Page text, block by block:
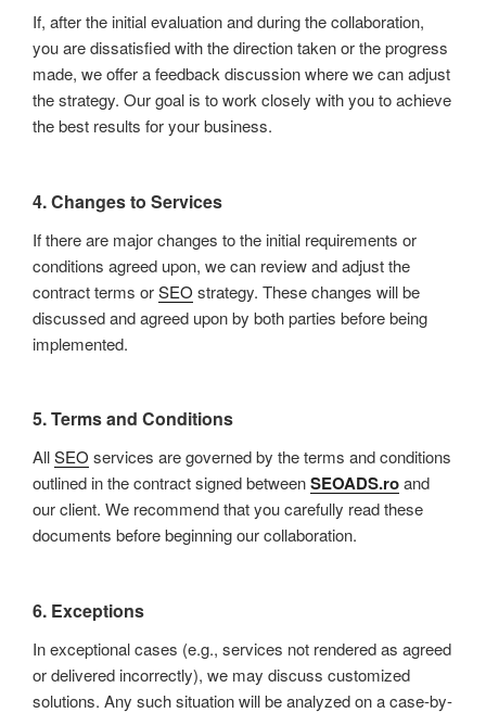
If, after the initial evaluation and during the collaboration,
you are dissatisfied with the direction taken or the progress
made, we offer a feedback discussion where we can adjust
the strategy. Our goal is to work closely with you to achieve
the best results for your business.
4.Changes to Services
If there are major changes to the initial requirements or
conditions agreed upon, we can review and adjust the
contract terms orSEO strategy. These changes will be
discussed and agreed upon by both parties before being
implemented.
5.Terms and Conditions
AllSEO services are governed by the terms and conditions
outlined in the contract signed betweenSEOADS.roand
our client. We recommend that you carefully read these
documents before beginning our collaboration.
6. Exceptions
In exceptional cases (e.g., services not rendered as agreed
or delivered incorrectly), we may discuss customized
solutions. Any such situation will be analyzed on a case-by-